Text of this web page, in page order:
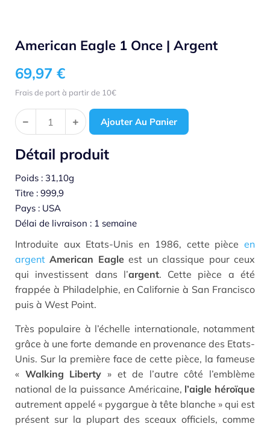
American Eagle 1 Once | Argent
69,97 €
Frais de port à partir de 10€
Ajouter Au Panier
Détail produit
Poids : 31,10g
Titre : 999,9
Pays : USA
Délai de livraison : 1 semaine
Introduite aux Etats-Unis en 1986, cette pièce en
argent American Eagleest un classique pour ceux
qui investissent dans l’argent. Cette pièce a été
frappée à Philadelphie, en Californie à San Francisco
puis à West Point.
Très populaire à l’échelle internationale, notamment
grâce à une forte demande en provenance des Etats-
Unis. Sur la première face de cette pièce, la fameuse
« Walking Liberty » et de l’autre côté l’emblème
national de la puissance Américaine, l’aigle héroïque
autrement appelé « pygargue à tête blanche » qui est
présent sur la plupart des sceaux officiels, comme